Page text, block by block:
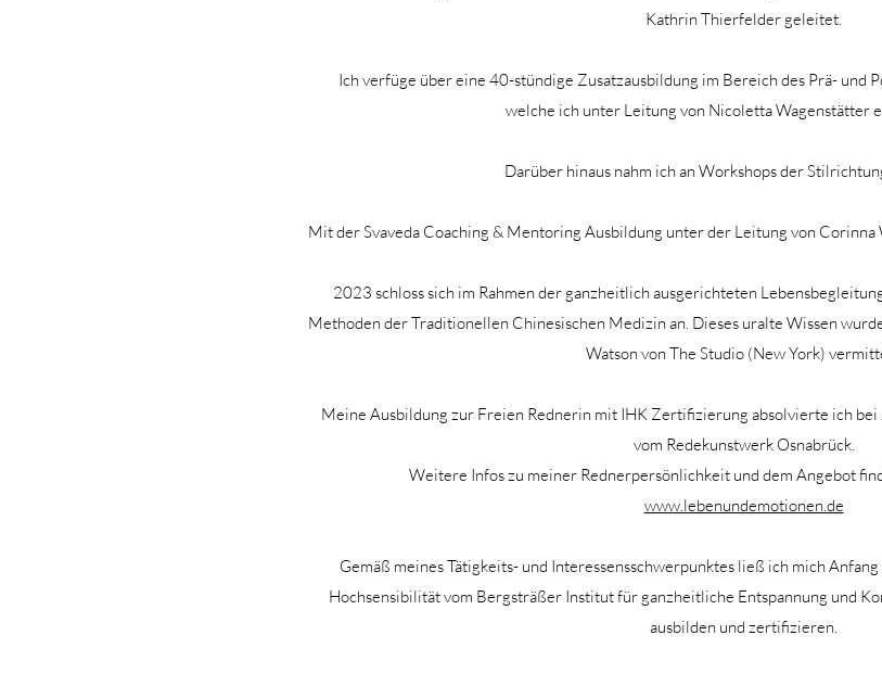
Kathrin Thierfelder geleitet.
Ich verfüge über eine 40-stündige Zusatzausbildung im Bereich des Prä- und
welche ich unter Leitung von Nicoletta Wagenstätter
Darüber hinaus nahm ich an Workshops der
Mit der Svaveda Coaching & Mentoring Ausbildung unter der Leitung von
2023 schloss sich im Rahmen der ganzheitlich ausgerichteten
Methoden der Traditionellen Chinesischen Medizin an. Dieses uralte Wissen
Watson von The Studio (New York)
Meine Ausbildung zur Freien Rednerin mit IHK Zertifizierung absolvierte ich
vom Redekunstwerk Osnabrück.
Weitere Infos zu meiner Rednerpersönlichkeit und dem Angebot
www.lebenundemotionen.de
Gemäß meines Tätigkeits- und Interessensschwerpunktes ließ ich mich
Hochsensibilität vom Bergsträßer Institut für ganzheitliche Entspannung und
ausbilden und zertifizieren.